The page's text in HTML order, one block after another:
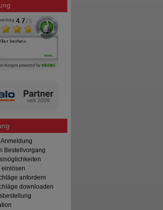
Bestellvorgang
einlösen
anfordern
downloaden